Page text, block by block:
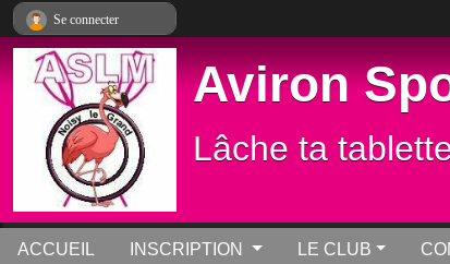
Aviron
Lâche ta
ACCUEIL INSCRIPTION LE CLUB
Se connecter
Panneau de gestion des cookies